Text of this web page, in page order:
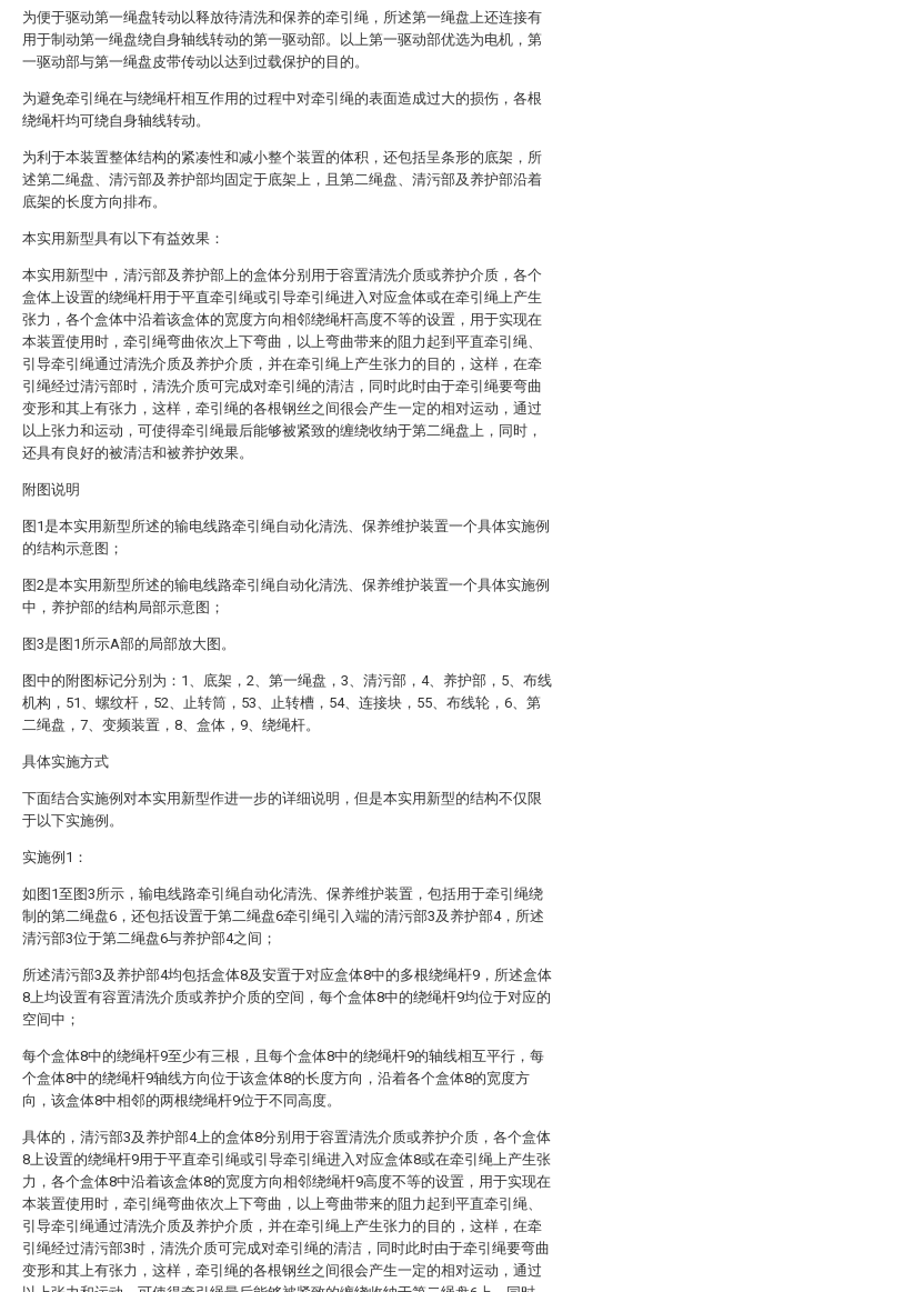
为便于驱动第一绳盘转动以释放待清洗和保养的牵引绳，所述第一绳盘上还连接有
用于制动第一绳盘绕自身轴线转动的第一驱动部。以上第一驱动部优选为电机，第
一驱动部与第一绳盘皮带传动以达到过载保护的目的。
为避免牵引绳在与绕绳杆相互作用的过程中对牵引绳的表面造成过大的损伤，各根
绕绳杆均可绕自身轴线转动。
为利于本装置整体结构的紧凑性和减小整个装置的体积，还包括呈条形的底架，所
述第二绳盘、清污部及养护部均固定于底架上，且第二绳盘、清污部及养护部沿着
底架的长度方向排布。
本实用新型具有以下有益效果：
本实用新型中，清污部及养护部上的盒体分别用于容置清洗介质或养护介质，各个
盒体上设置的绕绳杆用于平直牵引绳或引导牵引绳进入对应盒体或在牵引绳上产生
张力，各个盒体中沿着该盒体的宽度方向相邻绕绳杆高度不等的设置，用于实现在
本装置使用时，牵引绳弯曲依次上下弯曲，以上弯曲带来的阻力起到平直牵引绳、
引导牵引绳通过清洗介质及养护介质，并在牵引绳上产生张力的目的，这样，在牵
引绳经过清污部时，清洗介质可完成对牵引绳的清洁，同时此时由于牵引绳要弯曲
变形和其上有张力，这样，牵引绳的各根钢丝之间很会产生一定的相对运动，通过
以上张力和运动，可使得牵引绳最后能够被紧致的缠绕收纳于第二绳盘上，同时，
还具有良好的被清洁和被养护效果。
附图说明
图1是本实用新型所述的输电线路牵引绳自动化清洗、保养维护装置一个具体实施例
的结构示意图；
图2是本实用新型所述的输电线路牵引绳自动化清洗、保养维护装置一个具体实施例
中，养护部的结构局部示意图；
图3是图1所示A部的局部放大图。
图中的附图标记分别为：1、底架，2、第一绳盘，3、清污部，4、养护部，5、布线
机构，51、螺纹杆，52、止转筒，53、止转槽，54、连接块，55、布线轮，6、第
二绳盘，7、变频装置，8、盒体，9、绕绳杆。
具体实施方式
下面结合实施例对本实用新型作进一步的详细说明，但是本实用新型的结构不仅限
于以下实施例。
实施例1：
如图1至图3所示，输电线路牵引绳自动化清洗、保养维护装置，包括用于牵引绳绕
制的第二绳盘6，还包括设置于第二绳盘6牵引绳引入端的清污部3及养护部4，所述
清污部3位于第二绳盘6与养护部4之间；
所述清污部3及养护部4均包括盒体8及安置于对应盒体8中的多根绕绳杆9，所述盒体
8上均设置有容置清洗介质或养护介质的空间，每个盒体8中的绕绳杆9均位于对应的
空间中；
每个盒体8中的绕绳杆9至少有三根，且每个盒体8中的绕绳杆9的轴线相互平行，每
个盒体8中的绕绳杆9轴线方向位于该盒体8的长度方向，沿着各个盒体8的宽度方
向，该盒体8中相邻的两根绕绳杆9位于不同高度。
具体的，清污部3及养护部4上的盒体8分别用于容置清洗介质或养护介质，各个盒体
8上设置的绕绳杆9用于平直牵引绳或引导牵引绳进入对应盒体8或在牵引绳上产生张
力，各个盒体8中沿着该盒体8的宽度方向相邻绕绳杆9高度不等的设置，用于实现在
本装置使用时，牵引绳弯曲依次上下弯曲，以上弯曲带来的阻力起到平直牵引绳、
引导牵引绳通过清洗介质及养护介质，并在牵引绳上产生张力的目的，这样，在牵
引绳经过清污部3时，清洗介质可完成对牵引绳的清洁，同时此时由于牵引绳要弯曲
变形和其上有张力，这样，牵引绳的各根钢丝之间很会产生一定的相对运动，通过